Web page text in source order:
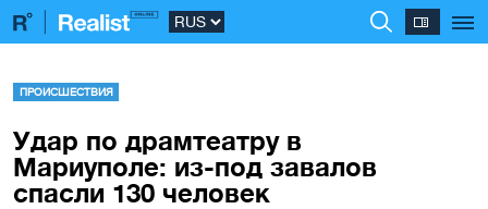
ПРОИСШЕСТВИЯ
Удар по драмтеатру в
Мариуполе: из-под завалов
спасли 130 человек